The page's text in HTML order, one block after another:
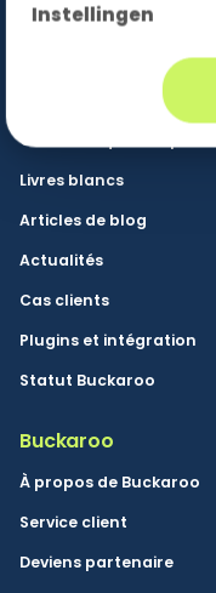
Instellingen
Base de connaissances
Communiqués de presse
Livres blancs
Articles de blog
Actualités
Cas clients
Plugins et intégration
Statut Buckaroo
Buckaroo
À propos de Buckaroo
Service client
Deviens partenaire